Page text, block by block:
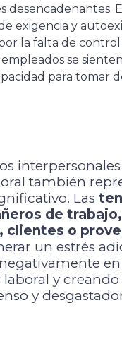
desencadenantes.
exigencia y
la falta de control
se
para tomar
interpersonales
también
Las
de trabajo,
clientes o
un estrés
en
laboral y
y